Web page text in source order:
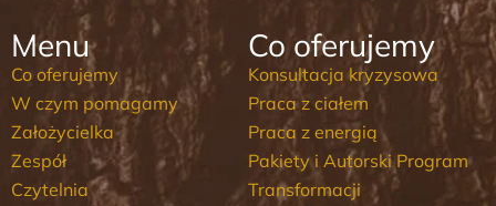
Menu
Co oferujemy
W czym pomagamy
Założycielka
Zespół
Czytelnia
Co oferujemy
Konsultacja kryzysowa
Praca z ciałem
Praca z energią
Pakiety i Autorski Program
Transformacji